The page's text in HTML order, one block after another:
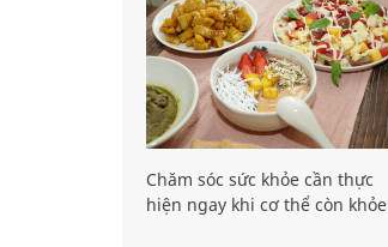
Chăm sóc sức khỏe cần thực
hiện ngay khi cơ thể còn khỏe